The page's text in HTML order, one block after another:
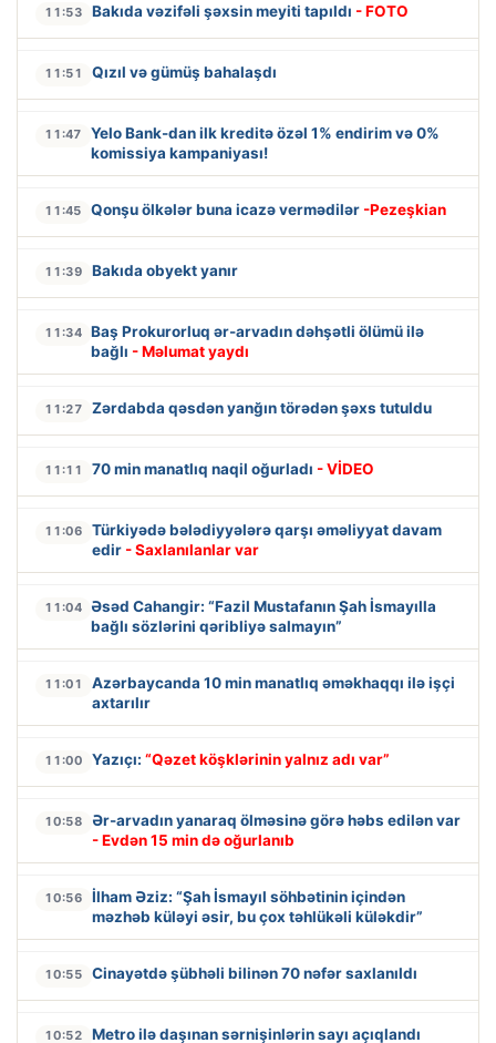
11:53 Bakıda vəzifəli şəxsin meyiti tapıldı - FOTO
11:51 Qızıl və gümüş bahalaşdı
11:47
Yelo Bank-dan ilk kreditə özəl 1% endirim və 0%
komissiya kampaniyası!
11:45 Qonşu ölkələr buna icazə vermədilər -Pezeşkian
11:39 Bakıda obyekt yanır
11:34 Baş Prokurorluq ər-arvadın dəhşətli ölümü ilə
bağlı - Məlumat yaydı
11:27 Zərdabda qəsdən yanğın törədən şəxs tutuldu
11:11 70 min manatlıq naqil oğurladı - VİDEO
11:06
Türkiyədə bələdiyyələrə qarşı əməliyyat davam
edir - Saxlanılanlar var
11:04
Əsəd Cahangir: “Fazil Mustafanın Şah İsmayılla
bağlı sözlərini qəribliyə salmayın”
11:01
Azərbaycanda 10 min manatlıq əməkhaqqı ilə işçi
axtarılır
11:00 Yazıçı: “Qəzet köşklərinin yalnız adı var”
10:58
Ər-arvadın yanaraq ölməsinə görə həbs edilən var
- Evdən 15 min də oğurlanıb
10:56
İlham Əziz: “Şah İsmayıl söhbətinin içindən
məzhəb küləyi əsir, bu çox təhlükəli küləkdir”
10:55 Cinayətdə şübhəli bilinən 70 nəfər saxlanıldı
10:52 Metro ilə daşınan sərnişinlərin sayı açıqlandı